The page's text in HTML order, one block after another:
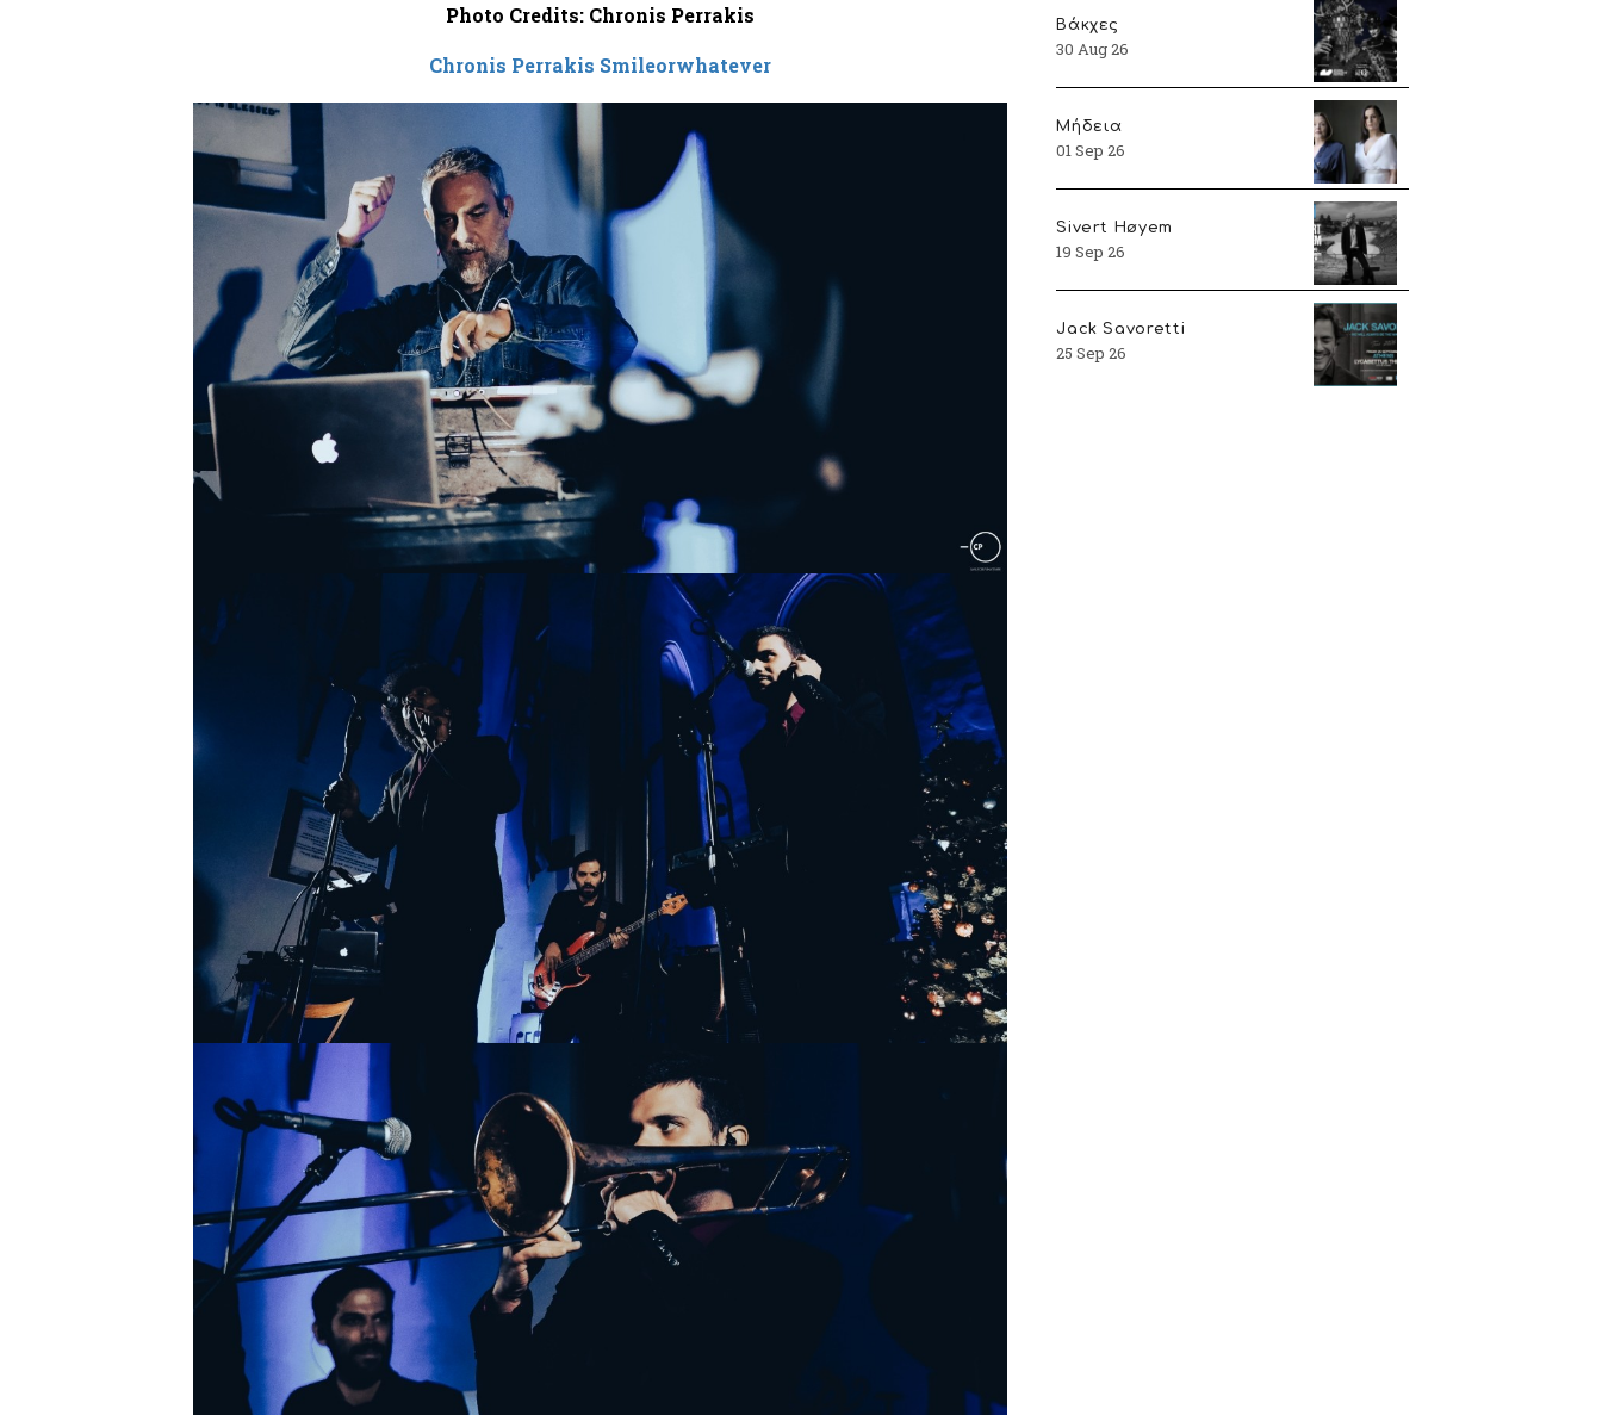
Photo Credits: Chronis Perrakis
Chronis Perrakis Smileorwhatever
Βάκχες
30 Aug 26
Μήδεια
01 Sep 26
Sivert Høyem
19 Sep 26
Jack Savoretti
25 Sep 26